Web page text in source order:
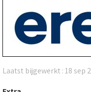
Laatst bijgewerkt : 18 sep